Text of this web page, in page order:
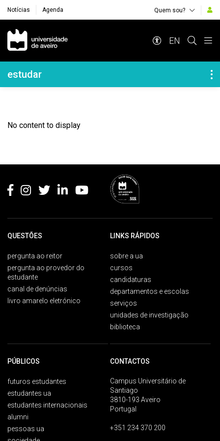
Notícias Agenda Quem sou?
Navegação Principal
EN
Navegação Lateral
estudar
No content to display
QUESTÕES
pergunta ao reitor
pergunta ao provedor do
estudante
canal de denúncias
livro amarelo eletrónico
LINKS RÁPIDOS
sobre a ua
cursos
candidaturas
departamentos e escolas
serviços
unidades de investigação
biblioteca
PÚBLICOS
futuros estudantes
estudantes ua
estudantes internacionais
alumni
pessoas ua
CONTACTOS
Campus Universitário de
Santiago
3810-193 Aveiro
Portugal
+351 234 370 200